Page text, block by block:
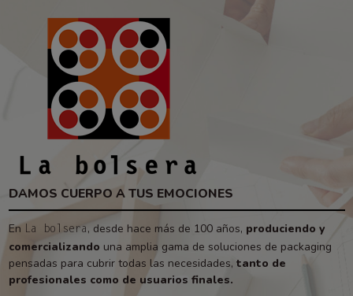
DAMOS CUERPO A TUS EMOCIONES
En La bolsera , desde hace más de 100 años, produciendo y
comercializando una amplia gama de soluciones de packaging
pensadas para cubrir todas las necesidades, tanto de
profesionales como de usuarios finales.